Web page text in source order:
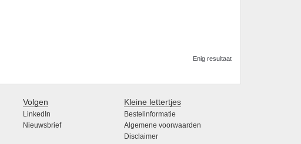
Enig resultaat
Volgen
LinkedIn
Nieuwsbrief
Kleine lettertjes
Bestelinformatie
Algemene voorwaarden
Disclaimer